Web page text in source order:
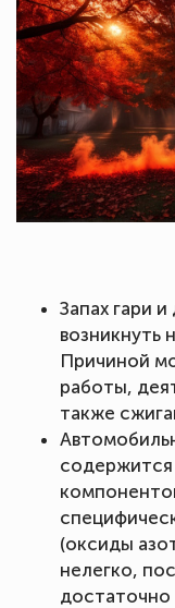
Запах гари
возникнуть
Причиной
работы,
также
(оксиды
нелегко,